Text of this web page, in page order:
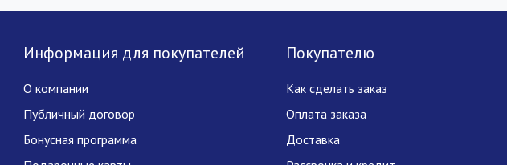
Информация для покупателей
О компании
Публичный договор
Бонусная программа
Покупателю
Как сделать заказ
Оплата заказа
Доставка